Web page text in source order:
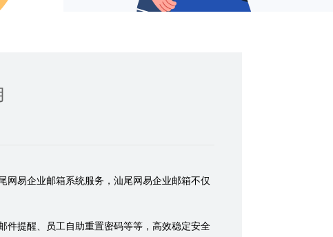
网易企业邮箱系统服务，汕尾网易企业邮箱不仅
件提醒、员工自助重置密码等等，高效稳定安全